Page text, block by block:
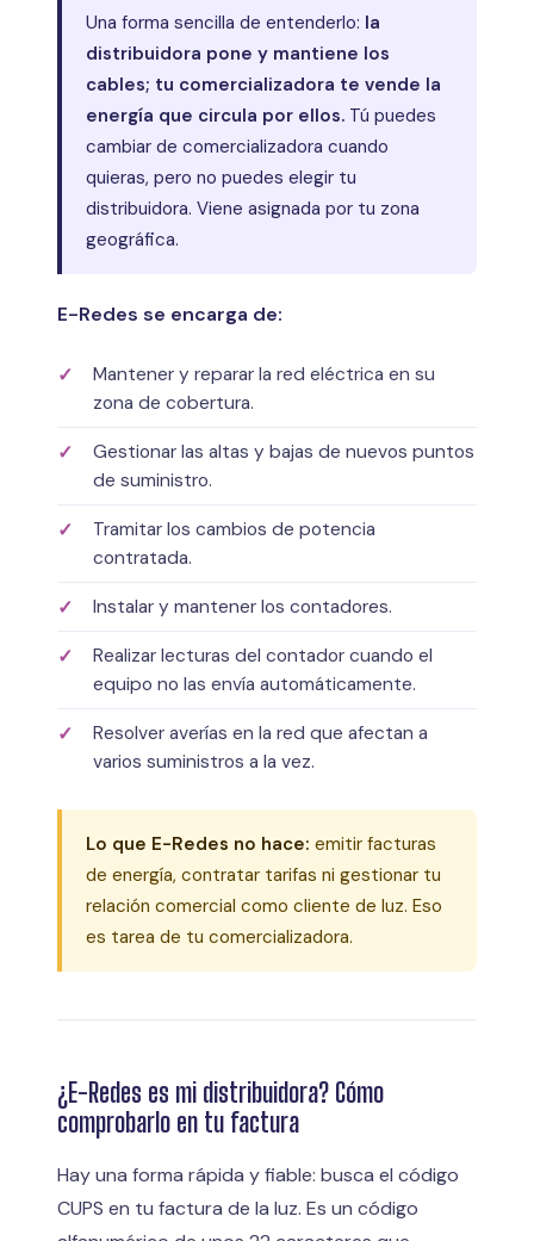
Una forma sencilla de entenderlo: la
distribuidora pone y mantiene los
cables; tu comercializadora te vende la
energía que circula por ellos. Tú puedes
cambiar de comercializadora cuando
quieras, pero no puedes elegir tu
distribuidora. Viene asignada por tu zona
geográfica.
E-Redes se encarga de:
Mantener y reparar la red eléctrica en su
zona de cobertura.
Gestionar las altas y bajas de nuevos puntos
de suministro.
Tramitar los cambios de potencia
contratada.
Instalar y mantener los contadores.
Realizar lecturas del contador cuando el
equipo no las envía automáticamente.
Resolver averías en la red que afectan a
varios suministros a la vez.
Lo que E-Redes no hace: emitir facturas
de energía, contratar tarifas ni gestionar tu
relación comercial como cliente de luz. Eso
es tarea de tu comercializadora.
¿E-Redes es mi distribuidora? Cómo
comprobarlo en tu factura
Hay una forma rápida y fiable: busca el código
CUPS en tu factura de la luz. Es un código